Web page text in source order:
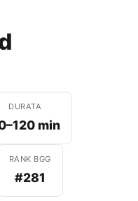
DURATA
min
RANK BGG
#281